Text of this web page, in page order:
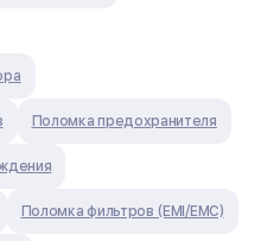
Поломка предохранителя
Поломка фильтров (EMI/EMC)